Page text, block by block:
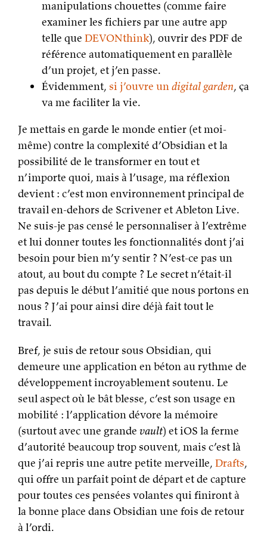
manipulations chouettes (comme faire
examiner les fichiers par une autre app
telle que DEVONthink), ouvrir des PDF de
référence automatiquement en parallèle
d’un projet, et j’en passe.
Évidemment, si j’ouvre undigital garden, ça
va me faciliter la vie.
Je mettais en garde le monde entier (et moi-
même) contre la complexité d’Obsidian et la
possibilité de le transformer en tout et
n’importe quoi, mais à l’usage, ma réflexion
devient : c’est mon environnement principal de
travail en-dehors de Scrivener et Ableton Live.
Ne suis-je pas censé le personnaliser à l’extrême
et lui donner toutes les fonctionnalités dont j’ai
besoin pour bien m’y sentir ? N’est-ce pas un
atout, au bout du compte ? Le secret n’était-il
pas depuis le début l’amitié que nous portons en
nous ? J’ai pour ainsi dire déjà fait tout le
travail.
Bref, je suis de retour sous Obsidian, qui
demeure une application en béton au rythme de
développement incroyablement soutenu. Le
seul aspect où le bât blesse, c’est son usage en
mobilité : l’application dévore la mémoire
(surtout avec une grande vault) et iOS la ferme
d’autorité beaucoup trop souvent, mais c’est là
que j’ai repris une autre petite merveille, Drafts,
qui offre un parfait point de départ et de capture
pour toutes ces pensées volantes qui finiront à
la bonne place dans Obsidian une fois de retour
à l’ordi.